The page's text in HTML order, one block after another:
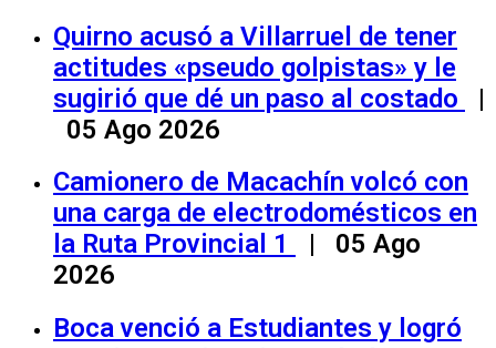
Quirno acusó a Villarruel de tener
actitudes «pseudo golpistas» y le
sugirió que dé un paso al costado
|
05 Ago 2026
Camionero de Macachín volcó con
una carga de electrodomésticos en
la Ruta Provincial 1
| 05 Ago
2026
Boca venció a Estudiantes y logró